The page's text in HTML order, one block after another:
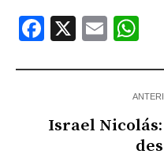
Facebook
X Email
Israel